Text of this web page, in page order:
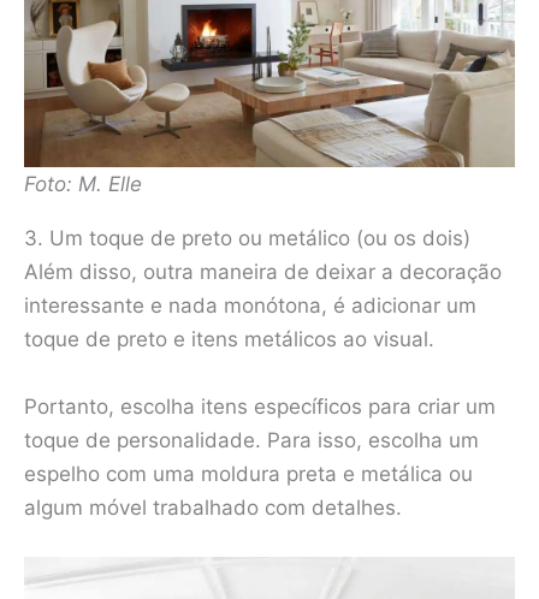
Foto: M. Elle
3. Um toque de preto ou metálico (ou os dois)
Além disso, outra maneira de deixar a decoração
interessante e nada monótona, é adicionar um
toque de preto e itens metálicos ao visual.
Portanto, escolha itens específicos para criar um
toque de personalidade. Para isso, escolha um
espelho com uma moldura preta e metálica ou
algum móvel trabalhado com detalhes.